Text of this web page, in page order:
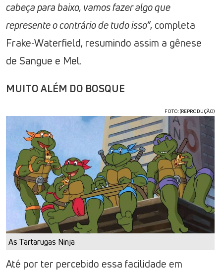
cabeça para baixo, vamos fazer algo que
represente o contrário de tudo isso”, completa
Frake-Waterfield, resumindo assim a gênese
de Sangue e Mel.
MUITO ALÉM DO BOSQUE
FOTO: (REPRODUÇÃO)
As Tartarugas Ninja
Até por ter percebido essa facilidade em